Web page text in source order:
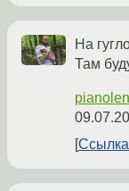
На
Там
Ссылка